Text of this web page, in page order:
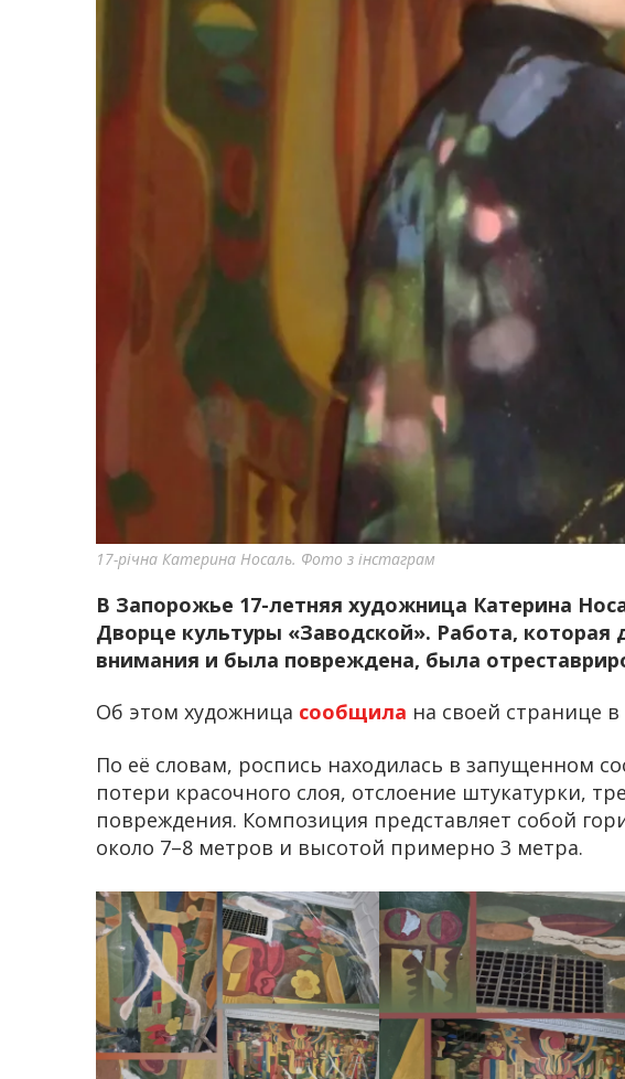
17-річна Катерина Носаль. Фото з інстаграм
В Запорожье 17-летняя художница Катерина
Дворце культуры «Заводской». Работа, которая
внимания и была повреждена, была
Об этом художница сообщила на своей странице
По её словам, роспись находилась в запущенном
потери красочного слоя, отслоение штукатурки,
повреждения. Композиция представляет собой
около 7–8 метров и высотой примерно 3 метра.